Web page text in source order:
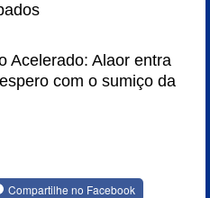
Acelerado: Alaor entra
com o sumiço da
Compartilhe no Facebook